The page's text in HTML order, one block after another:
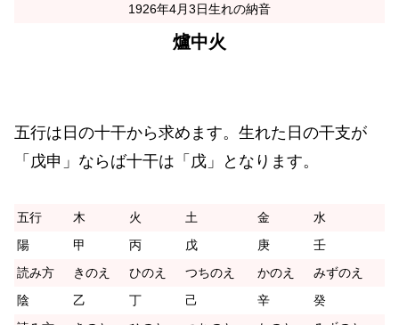
1926年4月3日生れの納音
爐中火
五行は日の十干から求めます。生れた日の干支が
「戊申」ならば十干は「戊」となります。
五行 木 火 土 金
水
陽
甲 丙 戊 庚
壬
読み方
きのえ ひのえ つちのえ かのえ
みずのえ
陰
乙 丁 己 辛
癸